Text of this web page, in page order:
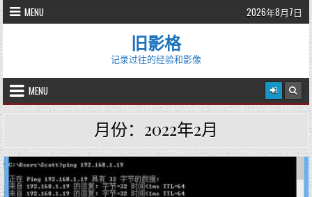
Skip
to
content
MENU 2026年8月7日
旧影格
记录过往的经验和影像
MENU
月份：2022年2月
P